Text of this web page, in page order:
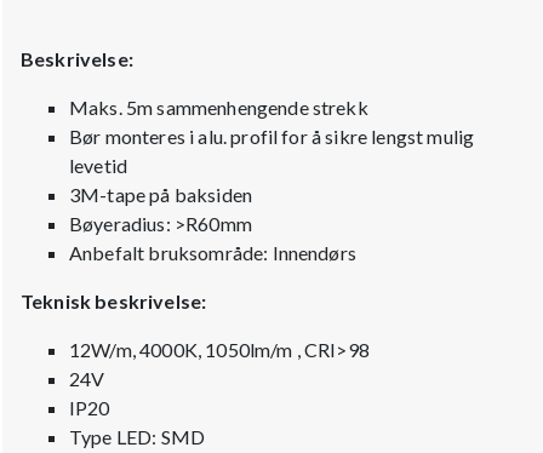
Beskrivelse:
Maks. 5m sammenhengende strekk
Bør monteres i alu. profil for å sikre lengst mulig
levetid
3M-tape på baksiden
Bøyeradius: >R60mm
Anbefalt bruksområde: Innendørs
Teknisk beskrivelse:
12W/m, 4000K, 1050lm/m , CRI>98
24V
IP20
Type LED: SMD